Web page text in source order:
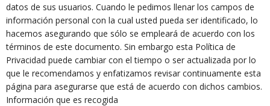
datos de sus usuarios. Cuando le pedimos llenar los campos de
información personal con la cual usted pueda ser identificado, lo
hacemos asegurando que sólo se empleará de acuerdo con los
términos de este documento. Sin embargo esta Política de
Privacidad puede cambiar con el tiempo o ser actualizada por lo
que le recomendamos y enfatizamos revisar continuamente esta
página para asegurarse que está de acuerdo con dichos cambios.
Información que es recogida